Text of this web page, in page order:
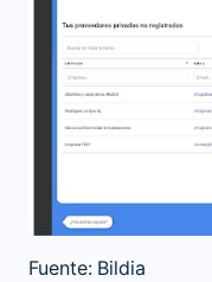
Fuente: Bildia